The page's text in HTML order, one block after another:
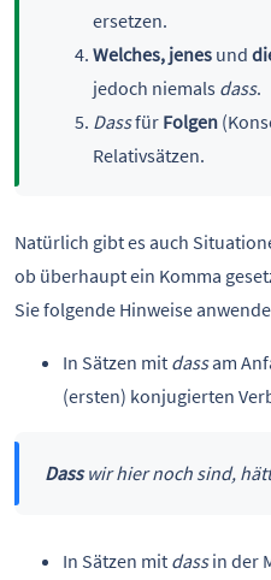
ersetzen.
Welches, jenesund
jedoch niemals dass.
Dassfür Folgen
Relativsätzen.
Natürlich gibt es auch
ob überhaupt ein Komma
Sie folgende Hinweise
In Sätzen mit dassam
(ersten) konjugierten
Dasswir hier noch sind,
In Sätzen mit dassin der